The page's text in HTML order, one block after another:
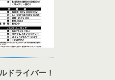
ドライバー！